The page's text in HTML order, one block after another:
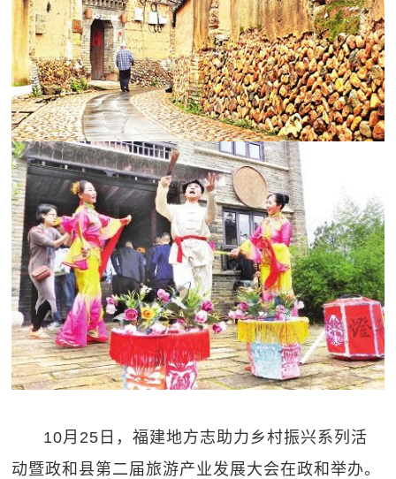
10月25日，福建地方志助力乡村振兴系列活
动暨政和县第二届旅游产业发展大会在政和举办。